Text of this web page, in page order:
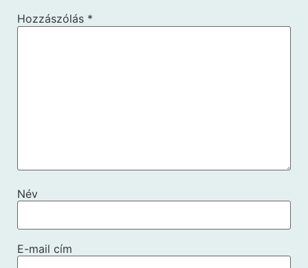
Hozzászólás *
Név
E-mail cím